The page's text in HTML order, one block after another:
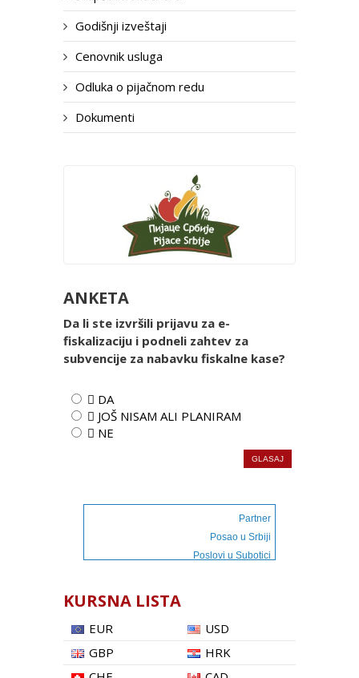
Godišnji izveštaji
Cenovnik usluga
Odluka o pijačnom redu
Dokumenti
ANKETA
Da li ste izvršili prijavu za e-
fiskalizaciju i podneli zahtev za
subvencije za nabavku fiskalne kase?
 DA
 JOŠ NISAM ALI PLANIRAM
 NE
Partner
Posao u Srbiji
Poslovi u Subotici
KURSNA LISTA
EUR
USD
GBP
HRK